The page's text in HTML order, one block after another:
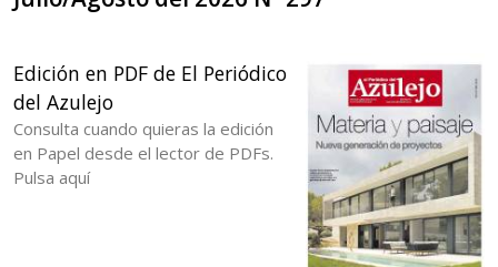
Edición en PDF de El Periódico
del Azulejo
Consulta cuando quieras la edición
en Papel desde el lector de PDFs.
Pulsa aquí